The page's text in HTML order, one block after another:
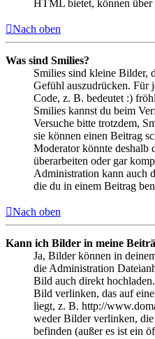
HTML bietet, können
Nach oben
Was sind Smilies?
Smilies sind kleine Bilder,
Gefühl auszudrücken. Für
Code, z. B. bedeutet :)
Smilies kannst du beim
Versuche bitte trotzdem,
sie können einen Beitrag
Moderator könnte deshalb
überarbeiten oder gar
Administration kann auch
die du in einem Beitrag
Nach oben
Kann ich Bilder in meine
Ja, Bilder können in
die Administration
Bild auch direkt
Bild verlinken, das auf
liegt, z. B. http://
weder Bilder verlinken,
befinden (außer es ist ein